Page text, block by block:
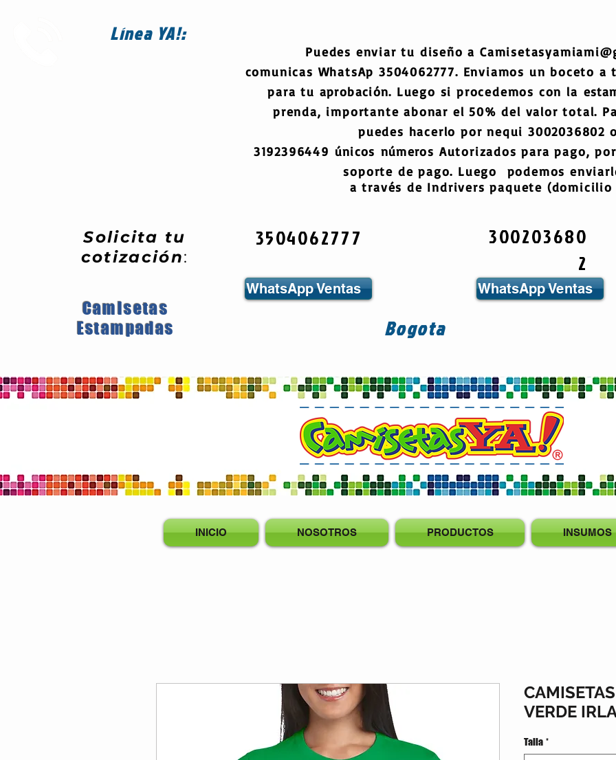
LíneaYA!:
Solicita tu
cotización:
Camisetas
Estampadas
Puedes enviar tu diseño a
comunicas WhatsAp 3504062777. Enviamos un boceto
para tu aprobación. Luego si procedemos con la
prenda, importante abonar el 50% del valor total.
puedes hacerlo por nequi 3002036802
3192396449 únicos números Autorizados para pago,
soporte de pago. Luego podemos
a través de Indrivers paquete (domicilio
3504062777
WhatsApp Ventas
Bogota
300203680
2
WhatsApp Ventas
INICIO NOSOTROS PRODUCTOS INSUMOS
VERDE
Talla *